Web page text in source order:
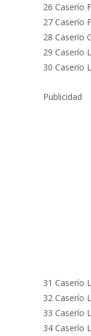
26 Caserío
27 Caserío
28 Caserío
29 Caserío
30 Caserío
Publicidad
31 Caserío
32 Caserío
33 Caserío
34 Caserío